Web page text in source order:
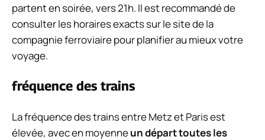
partent en soirée, vers 21h. Il est recommandé de
consulter les horaires exacts sur le site de la
compagnie ferroviaire pour planifier au mieux votre
voyage.
fréquence des trains
La fréquence des trains entre Metz et Paris est
élevée, avec en moyenneun départ toutes les